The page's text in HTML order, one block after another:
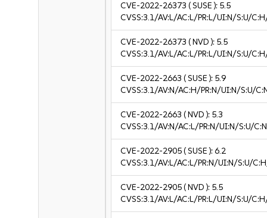
CVE-2022-26373 ( SUSE ): 5.5
CVSS:3.1/AV:L/AC:L/PR:L/UI:N/S:U/
CVE-2022-26373 ( NVD ): 5.5
CVSS:3.1/AV:L/AC:L/PR:L/UI:N/S:U/
CVE-2022-2663 ( SUSE ): 5.9
CVSS:3.1/AV:N/AC:H/PR:N/UI:N/S:U/
CVE-2022-2663 ( NVD ): 5.3
CVSS:3.1/AV:N/AC:L/PR:N/UI:N/S:U/
CVE-2022-2905( SUSE ):6.2
CVSS:3.1/AV:L/AC:L/PR:N/UI:N/S:U/
CVE-2022-2905( NVD ): 5.5
CVSS:3.1/AV:L/AC:L/PR:L/UI:N/S:U/